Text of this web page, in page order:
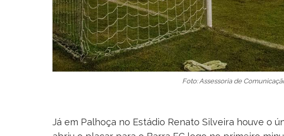
Foto: Assessoria de
Já em Palhoça no Estádio Renato Silveira houve o